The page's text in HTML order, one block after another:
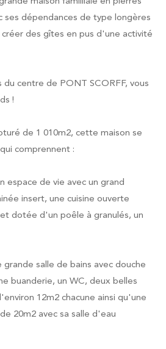
ses dépendances de type longères
des gîtes en pus d'une activité
du centre de PONT SCORFF, vous
!
de 1 010m2, cette maison se
comprennent :
espace de vie avec un grand
insert, une cuisine ouverte
dotée d'un poêle à granulés, un
salle de bains avec douche
buanderie, un WC, deux belles
12m2 chacune ainsi qu'une
20m2 avec sa salle d'eau